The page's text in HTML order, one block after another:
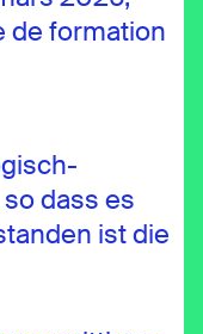
de formation
dass es
ist die